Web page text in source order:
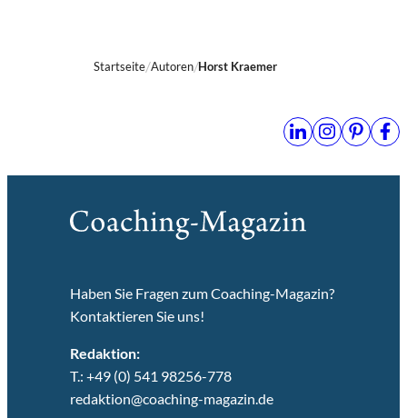
Startseite Autoren Horst Kraemer
Haben Sie Fragen zum Coaching-Magazin?
Kontaktieren Sie uns!
Redaktion:
T.: +49 (0) 541 98256-778
redaktion@coaching-magazin.de